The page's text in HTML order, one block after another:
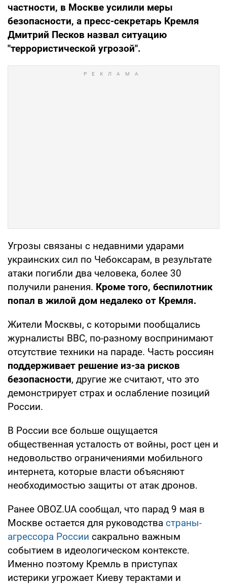
частности, в Москве усилили меры
безопасности, а пресс-секретарь Кремля
Дмитрий Песков назвал ситуацию
"террористической угрозой".
Угрозы связаны с недавними ударами
украинских сил по Чебоксарам, в результате
атаки погибли два человека, более 30
получили ранения. Кроме того, беспилотник
попал в жилой дом недалеко от Кремля.
Жители Москвы, с которыми пообщались
журналисты BBC, по-разному воспринимают
отсутствие техники на параде. Часть россиян
поддерживает решение из-за рисков
безопасности, другие же считают, что это
демонстрирует страх и ослабление позиций
России.
В России все больше ощущается
общественная усталость от войны, рост цен и
недовольство ограничениями мобильного
интернета, которые власти объясняют
необходимостью защиты от атак дронов.
Ранее OBOZ.UA сообщал, что парад 9 мая в
Москве остается для руководства страны-
агрессора России сакрально важным
событием в идеологическом контексте.
Именно поэтому Кремль в приступах
истерики угрожает Киеву терактами и